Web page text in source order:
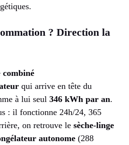
? Direction la
combiné
qui arrive en tête du
à lui seul 346 kWh par an.
: il fonctionne 24h/24, 365
on retrouve le sèche-linge
autonome (288